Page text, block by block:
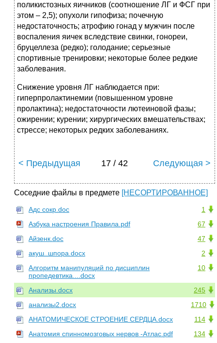
поликистозных яичников (соотношение ЛГ и ФСГ при
этом – 2,5); опухоли гипофиза; почечную
недостаточность; атрофию гонад у мужчин после
воспаления яичек вследствие свинки, гонореи,
бруцеллеза (редко); голодание; серьезные
спортивные тренировки; некоторые более редкие
заболевания.
Снижение уровня ЛГ наблюдается при:
гиперпролактинемии (повышенном уровне
пролактина); недостаточности лютеиновой фазы;
ожирении; курении; хирургических вмешательствах;
стрессе; некоторых редких заболеваниях.
< Предыдущая 17 / 42 Следующая >
Соседние файлы в предмете [НЕСОРТИРОВАННОЕ]
1
Адс сокр.doc
67
Азбука настроения Правила.pdf
47
Айзенк.doc
2
акуш..шпора.docx
10
Алгоритм манипуляций по дисциплин
пропедевтика....docx
245
Анализы.docx
1710
анализы2.docx
114
АНАТОМИЧЕСКОЕ СТРОЕНИЕ СЕРДЦА.docx
134
Анатомия спинномозговых нервов -Атлас.pdf